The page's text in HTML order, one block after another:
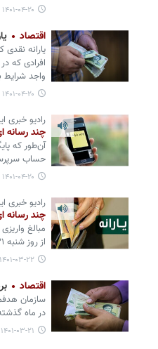
۱۴۰۱-۰۴-۲۰ ۲۰:۱۶
اقتصاد
افرادی که
واجد شرایط
۱۴۰۱-۰۴-۲۰ ۱۹:۰۶
رادیو خبری
چند رسانه
حساب
۱۴۰۱-۰۴-۲۰ ۰۹:۰۷
رادیو خبری
چند رسانه
مبالغ
از روز شنبه ۲۱ خرداد ۱۴۰۱ قابل برداشت شده است.
۱۴۰۱-۰۳-۲۲ ۱۲:۰۶
اقتصاد
در ماه گذشته و همزمان با
۱۴۰۱-۰۳-۲۱ ۱۵:۰۹